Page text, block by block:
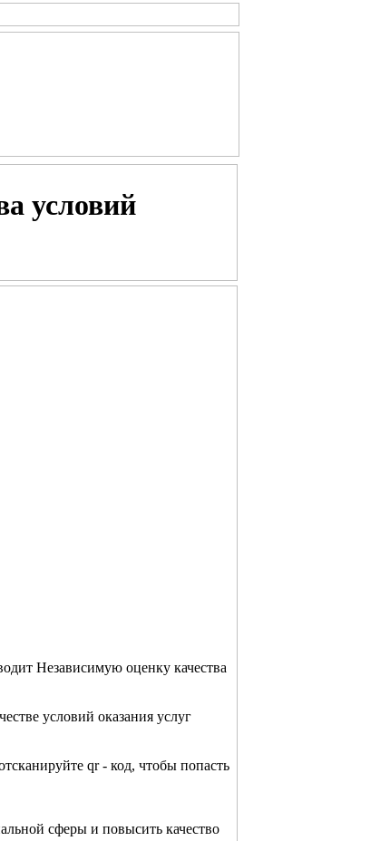
условий
Независимую оценку качества
условий оказания услуг
qr - код, чтобы попасть
сферы и повысить качество